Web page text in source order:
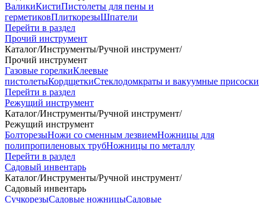
ВаликиКистиПистолеты для пены и
герметиковПлиткорезыШпатели
Перейти в раздел
Прочий инструмент
Каталог/Инструменты/Ручной инструмент/
Прочий инструмент
Газовые горелкиКлеевые
пистолетыКордщеткиСтеклодомкраты и вакуумные присоски
Перейти в раздел
Режущий инструмент
Каталог/Инструменты/Ручной инструмент/
Режущий инструмент
БолторезыНожи со сменным лезвиемНожницы для
полипропиленовых трубНожницы по металлу
Перейти в раздел
Садовый инвентарь
Каталог/Инструменты/Ручной инструмент/
Садовый инвентарь
СучкорезыСадовые ножницыСадовые